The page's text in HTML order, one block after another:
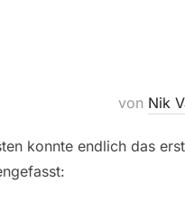
von Nik
konnte endlich das